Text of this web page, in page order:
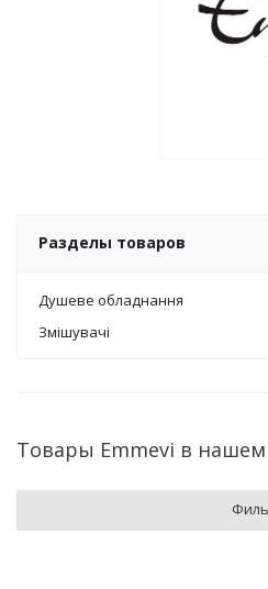
Разделы товаров
Душеве обладнання
Змішувачі
Товары Emmevi в нашем